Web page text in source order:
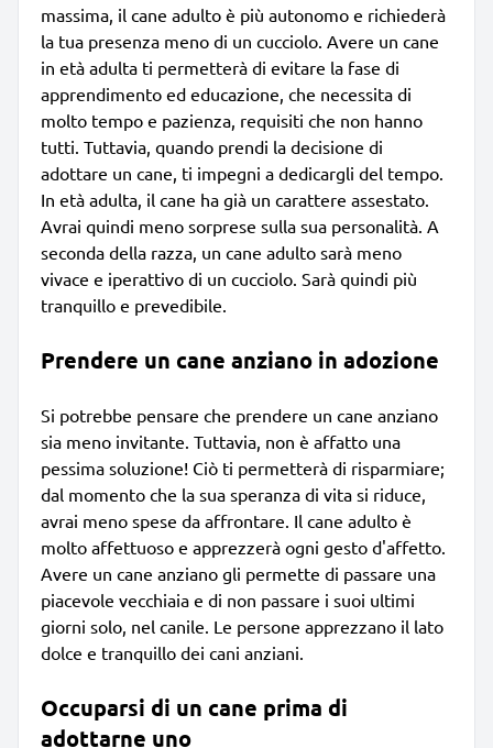
massima, il cane adulto è più autonomo e richiederà
la tua presenza meno di un cucciolo. Avere un cane
in età adulta ti permetterà di evitare la fase di
apprendimento ed educazione, che necessita di
molto tempo e pazienza, requisiti che non hanno
tutti. Tuttavia, quando prendi la decisione di
adottare un cane, ti impegni a dedicargli del tempo.
In età adulta, il cane ha già un carattere assestato.
Avrai quindi meno sorprese sulla sua personalità. A
seconda della razza, un cane adulto sarà meno
vivace e iperattivo di un cucciolo. Sarà quindi più
tranquillo e prevedibile.
Prendere un cane anziano in adozione
Si potrebbe pensare che prendere un cane anziano
sia meno invitante. Tuttavia, non è affatto una
pessima soluzione! Ciò ti permetterà di risparmiare;
dal momento che la sua speranza di vita si riduce,
avrai meno spese da affrontare. Il cane adulto è
molto affettuoso e apprezzerà ogni gesto d'affetto.
Avere un cane anziano gli permette di passare una
piacevole vecchiaia e di non passare i suoi ultimi
giorni solo, nel canile. Le persone apprezzano il lato
dolce e tranquillo dei cani anziani.
Occuparsi di un cane prima di
adottarne uno